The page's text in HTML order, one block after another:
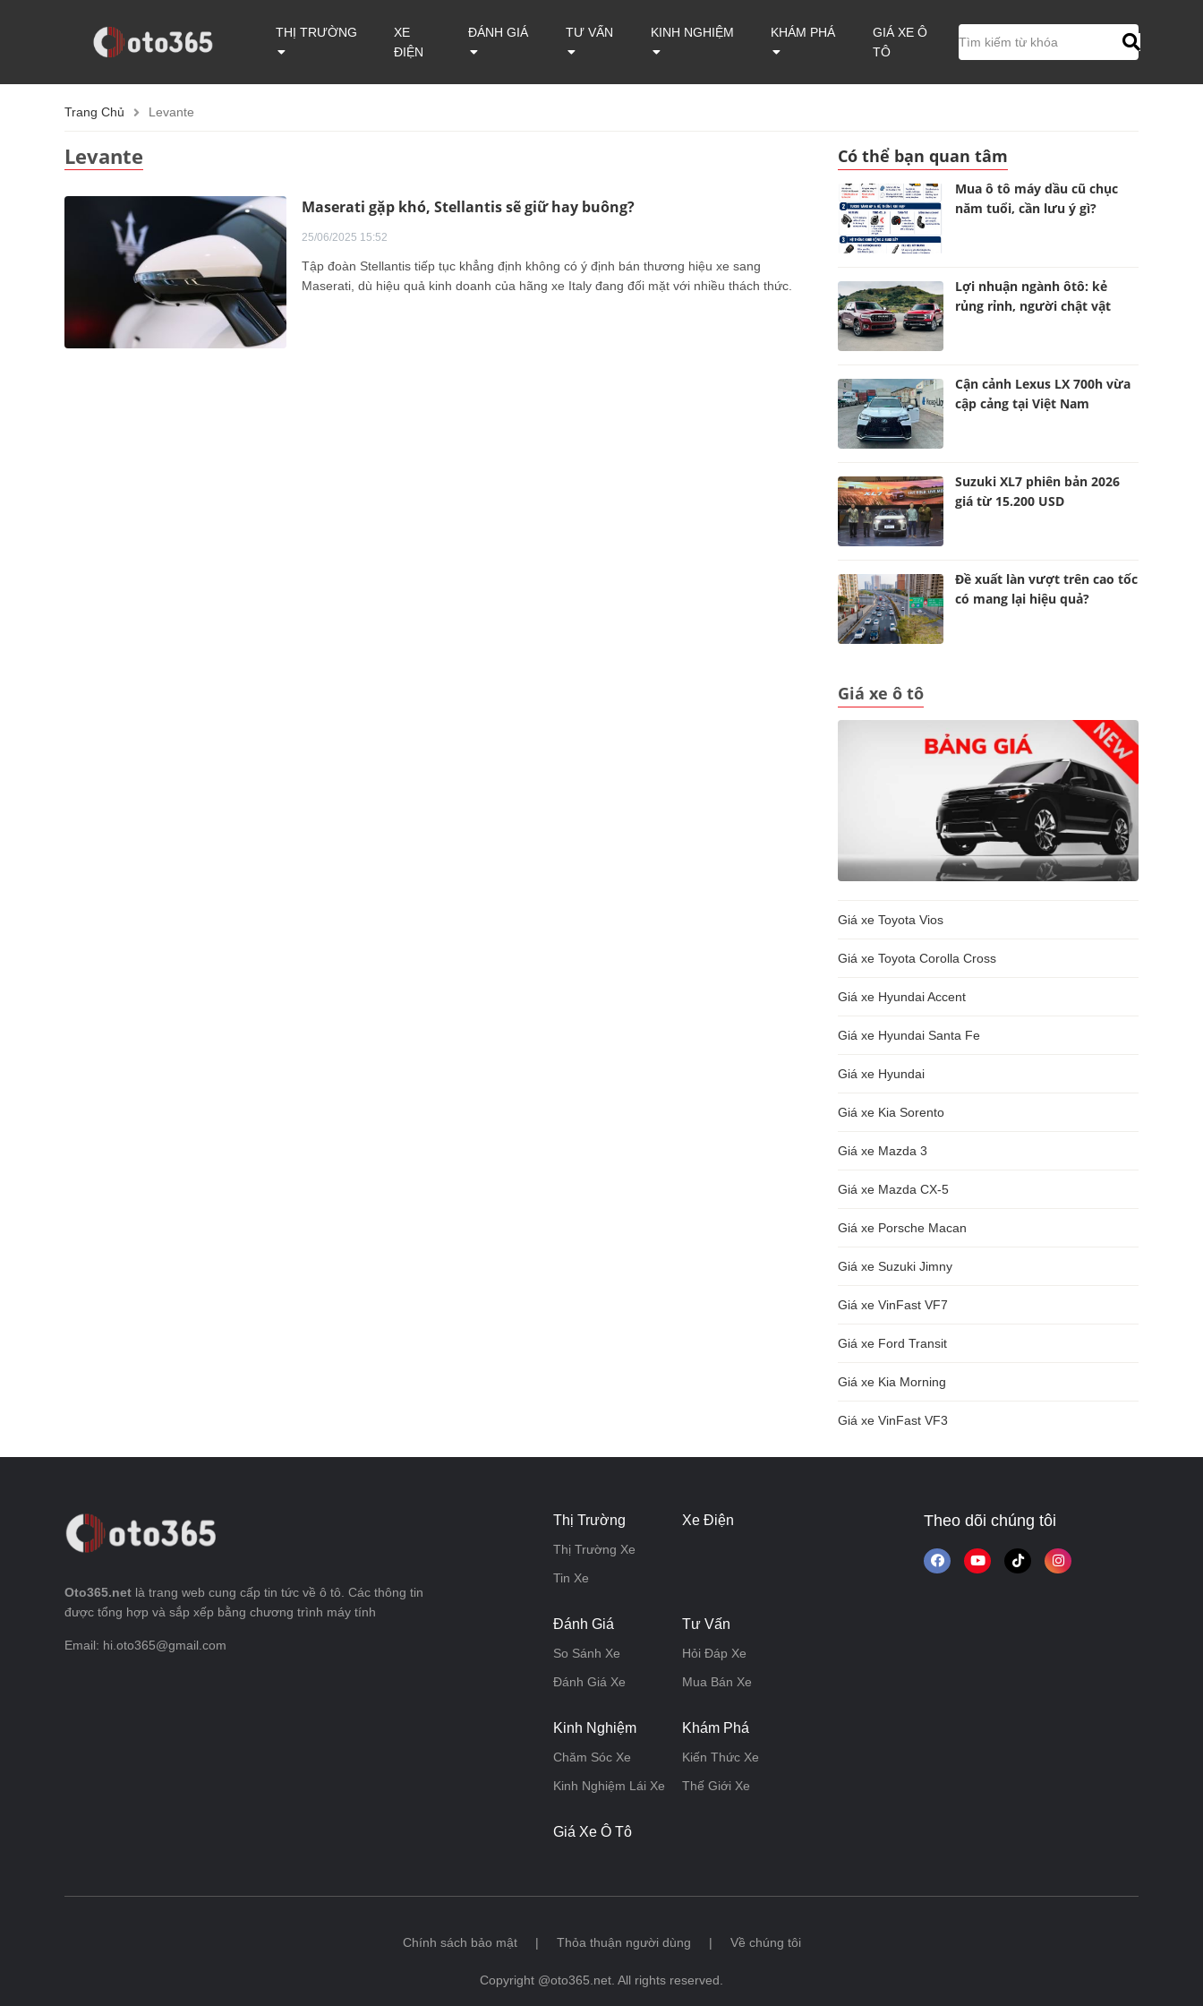
THỊ TRƯỜNG
XE
ĐIỆN
ĐÁNH GIÁ TƯ VẤN KINH NGHIỆM KHÁM PHÁ
GIÁ XE Ô
TÔ
Trang Chủ Levante
Levante
Maserati gặp khó, Stellantis sẽ giữ hay buông?
25/06/2025 15:52
Tập đoàn Stellantis tiếp tục khẳng định không có ý định bán thương hiệu xe sang
Maserati, dù hiệu quả kinh doanh của hãng xe Italy đang đối mặt với nhiều thách thức.
Có thể bạn quan tâm
Mua ô tô máy dầu cũ chục
năm tuổi, cần lưu ý gì?
Lợi nhuận ngành ôtô: kẻ
rủng rỉnh, người chật vật
Cận cảnh Lexus LX 700h vừa
cập cảng tại Việt Nam
Suzuki XL7 phiên bản 2026
giá từ 15.200 USD
Đề xuất làn vượt trên cao tốc
có mang lại hiệu quả?
Giá xe ô tô
Giá xe Toyota Vios
Giá xe Toyota Corolla Cross
Giá xe Hyundai Accent
Giá xe Hyundai Santa Fe
Giá xe Hyundai
Giá xe Kia Sorento
Giá xe Mazda 3
Giá xe Mazda CX-5
Giá xe Porsche Macan
Giá xe Suzuki Jimny
Giá xe VinFast VF7
Giá xe Ford Transit
Giá xe Kia Morning
Giá xe VinFast VF3
Oto365.net là trang web cung cấp tin tức về ô tô. Các thông tin
được tổng hợp và sắp xếp bằng chương trình máy tính
Email: hi.oto365@gmail.com
Thị Trường
Thị Trường Xe
Tin Xe
Xe Điện
Đánh Giá
So Sánh Xe
Đánh Giá Xe
Tư Vấn
Hỏi Đáp Xe
Mua Bán Xe
Kinh Nghiệm
Chăm Sóc Xe
Kinh Nghiệm Lái Xe
Khám Phá
Kiến Thức Xe
Thế Giới Xe
Giá Xe Ô Tô
Theo dõi chúng tôi
Chính sách bảo mật | Thỏa thuận người dùng | Về chúng tôi
Copyright @oto365.net. All rights reserved.